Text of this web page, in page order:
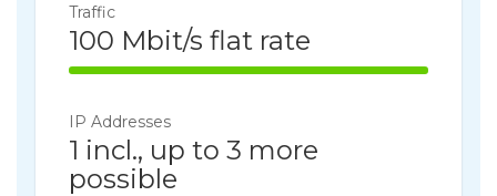
Traffic
100 Mbit/s flat rate
100% Complete
IP Addresses
1 incl., up to 3 more
possible